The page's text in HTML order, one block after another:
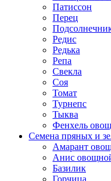
Патиссон
Перец
Редис
Редька
Репа
Свекла
Соя
Томат
Турнепс
Тыква
Фенхель
Семена пряных и
Амарант
Анис
Базилик